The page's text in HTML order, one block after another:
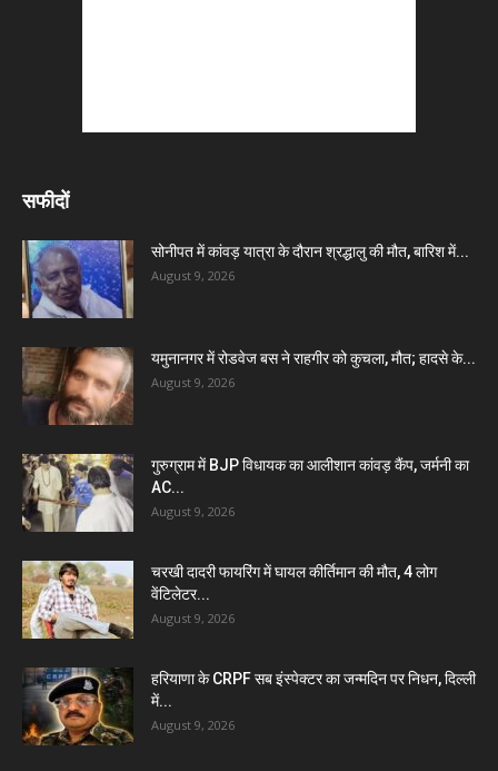
सफीदों
सोनीपत में कांवड़ यात्रा के दौरान श्रद्धालु की मौत, बारिश में...
August 9, 2026
यमुनानगर में रोडवेज बस ने राहगीर को कुचला, मौत; हादसे के...
August 9, 2026
गुरुग्राम में BJP विधायक का आलीशान कांवड़ कैंप, जर्मनी का
AC...
August 9, 2026
चरखी दादरी फायरिंग में घायल कीर्तिमान की मौत, 4 लोग
वेंटिलेटर...
August 9, 2026
हरियाणा के CRPF सब इंस्पेक्टर का जन्मदिन पर निधन, दिल्ली
में...
August 9, 2026